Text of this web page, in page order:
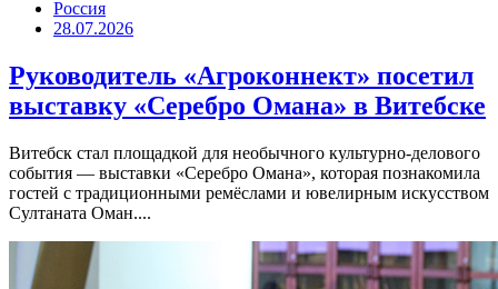
Россия
28.07.2026
Руководитель «Агроконнект» посетил
выставку «Серебро Омана» в Витебске
Витебск стал площадкой для необычного культурно-делового
события — выставки «Серебро Омана», которая познакомила
гостей с традиционными ремёслами и ювелирным искусством
Султаната Оман....